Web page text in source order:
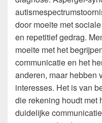
door moeite met
en repetitief gedrag.
moeite met het
communicatie en het
anderen, maar hebben
interesses. Het is van
die rekening houdt met
duidelijke